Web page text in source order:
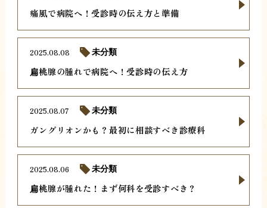
痛風で病院へ！受診時の伝え方と準備
扁桃腺の腫れで病院へ！受診時の伝え方
2025.08.08 未分類
ガングリオンかも？最初に相談すべき診療科
2025.08.07 未分類
扁桃腺が腫れた！まず何科を受診すべき？
2025.08.06 未分類